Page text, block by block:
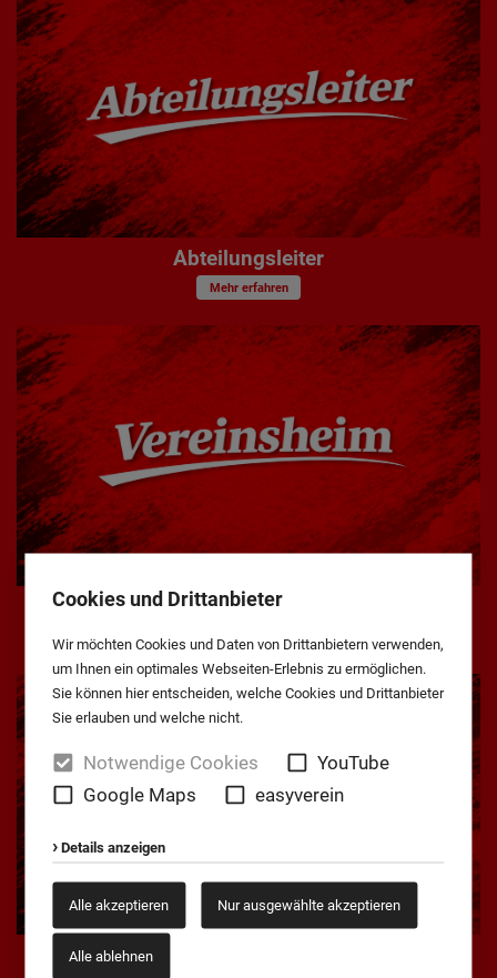
Cookies und Drittanbieter
Wir möchten Cookies und Daten von Drittanbietern verwenden,
um Ihnen ein optimales Webseiten-Erlebnis zu ermöglichen.
Sie können hier entscheiden, welche Cookies und Drittanbieter
Sie erlauben und welche nicht.
Notwendige Cookies
YouTube
Google Maps
easyverein
Details anzeigen
Alle akzeptieren Nur ausgewählte akzeptieren
Alle ablehnen
Abteilungsleiter
Mehr erfahren
Vereinsheim
Mehr erfahren